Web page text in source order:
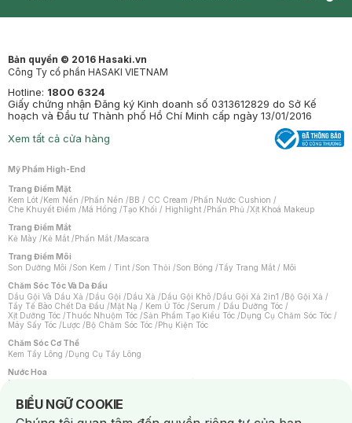
Bản quyền © 2016 Hasaki.vn
Công Ty cổ phần HASAKI VIETNAM
Hotline: 1800 6324
Giấy chứng nhận Đăng ký Kinh doanh số 0313612829 do Sở Kế
hoạch và Đầu tư Thành phố Hồ Chí Minh cấp ngày 13/01/2016
Xem tất cả cửa hàng
Mỹ Phẩm High-End
Trang Điểm Mặt
Kem Lót /Kem Nền /Phấn Nền /BB / CC Cream /Phấn Nước Cushion /
Che Khuyết Điểm /Má Hồng /Tạo Khối / Highlight /Phấn Phủ /Xịt Khoá Makeup
Trang Điểm Mắt
Kẻ Mày /Kẻ Mắt /Phấn Mắt /Mascara
Trang Điểm Môi
Son Dưỡng Môi /Son Kem / Tint /Son Thỏi /Son Bóng /Tẩy Trang Mắt / Môi
Chăm Sóc Tóc Và Da Đầu
Dầu Gội Và Dầu Xả /Dầu Gội /Dầu Xả /Dầu Gội Khô /Dầu Gội Xả 2in1 /Bộ Gội Xả /
Tẩy Tế Bào Chết Da Đầu /Mặt Nạ / Kem Ủ Tóc /Serum / Dầu Dưỡng Tóc /
Xịt Dưỡng Tóc /Thuốc Nhuộm Tóc /Sản Phẩm Tạo Kiểu Tóc /Dụng Cụ Chăm Sóc Tóc /
Máy Sấy Tóc /Lược /Bộ Chăm Sóc Tóc /Phụ Kiện Tóc
Chăm Sóc Cơ Thể
Kem Tẩy Lông /Dụng Cụ Tẩy Lông
Nước Hoa
Nước Hoa Nữ
Chăm Sóc Cá Nhân
BIỂU NGỮ COOKIE
Notice about cookies usage